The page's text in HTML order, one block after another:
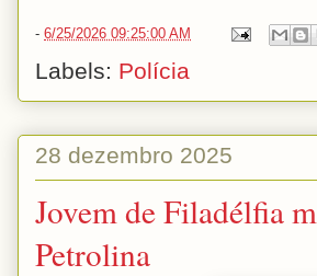
- 6/25/2026 09:25:00 AM
Labels: Polícia
28 dezembro 2025
Jovem de Filadélfia
Petrolina